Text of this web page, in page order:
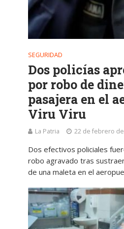
SEGURIDAD
Dos policías
por robo de
pasajera en el
Viru Viru
La Patria 22 de febrero
Dos efectivos policiales
robo agravado tras
de una maleta en el